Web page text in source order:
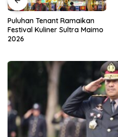
Puluhan Tenant Ramaikan
Festival Kuliner Sultra Maimo
2026